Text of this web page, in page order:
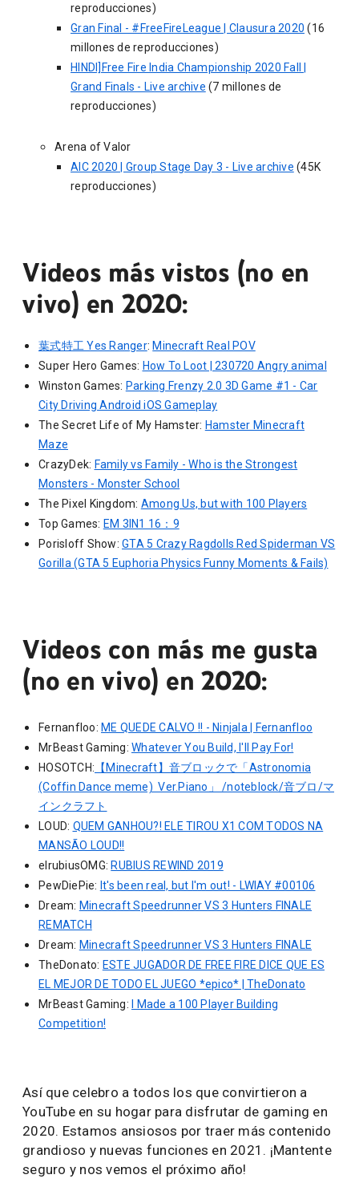
reproducciones)
Gran Final - #FreeFireLeague | Clausura 2020 (16
millones de reproducciones)
HINDI]Free Fire India Championship 2020 Fall |
Grand Finals - Live archive (7 millones de
reproducciones)
Arena of Valor
AIC 2020 | Group Stage Day 3 - Live archive (45K
reproducciones)
Videos más vistos (no en
vivo) en 2020:
葉式特工 Yes Ranger:Minecraft Real POV
Super Hero Games: How To Loot | 230720 Angry animal
Winston Games: Parking Frenzy 2.0 3D Game #1 - Car
City Driving Android iOS Gameplay
The Secret Life of My Hamster: Hamster Minecraft
Maze
CrazyDek: Family vs Family - Who is the Strongest
Monsters - Monster School
The Pixel Kingdom: Among Us, but with 100 Players
Top Games: EM 3IN1 16：9
Porisloff Show: GTA 5 Crazy Ragdolls Red Spiderman VS
Gorilla (GTA 5 Euphoria Physics Funny Moments & Fails)
Videos con más me gusta
(no en vivo) en 2020:
Fernanfloo: ME QUEDE CALVO !! - Ninjala | Fernanfloo
MrBeast Gaming: Whatever You Build, I'll Pay For!
HOSOTCH: 【Minecraft】音ブロックで「Astronomia
(Coffin Dance meme) Ver.Piano」 /noteblock/音ブロ/マ
インクラフト
LOUD: QUEM GANHOU?! ELE TIROU X1 COM TODOS NA
MANSÃO LOUD!!
elrubiusOMG:RUBIUS REWIND 2019
PewDiePie: It's been real, but I'm out! - LWIAY #00106
Dream: Minecraft Speedrunner VS 3 Hunters FINALE
REMATCH
Dream: Minecraft Speedrunner VS 3 Hunters FINALE
TheDonato: ESTE JUGADOR DE FREE FIRE DICE QUE ES
EL MEJOR DE TODO EL JUEGO *epico* | TheDonato
MrBeast Gaming: I Made a 100 Player Building
Competition!
Así que celebro a todos los que convirtieron a
YouTube en su hogar para disfrutar de gaming en
2020. Estamos ansiosos por traer más contenido
grandioso y nuevas funciones en 2021. ¡Mantente
seguro y nos vemos el próximo año!